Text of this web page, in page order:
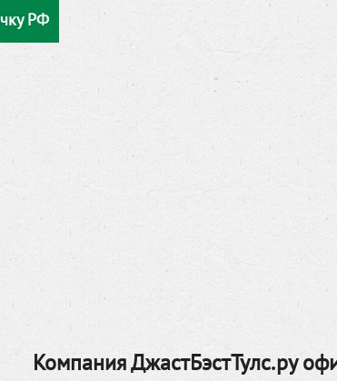
РФ
Компания ДжастБэстТулс.ру